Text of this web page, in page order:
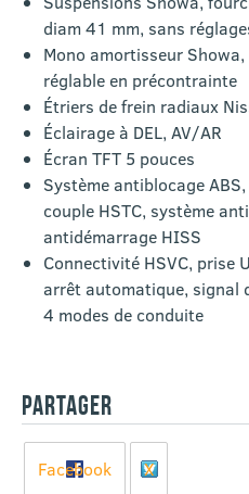
diam 41 mm, sans
Mono amortisseur
réglable en précontrainte
Étriers de frein radiaux
Éclairage à DEL, AV/AR
Écran TFT 5 pouces
Système antiblocage
couple HSTC, système
antidémarrage HISS
Connectivité HSVC, prise
arrêt automatique, signal
4 modes de conduite
PARTAGER
Facebook
X